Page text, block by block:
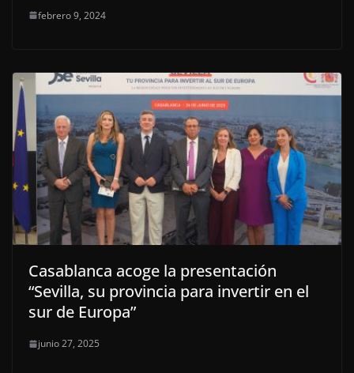
febrero 9, 2024
Casablanca acoge la presentación
“Sevilla, su provincia para invertir en el
sur de Europa”
junio 27, 2025